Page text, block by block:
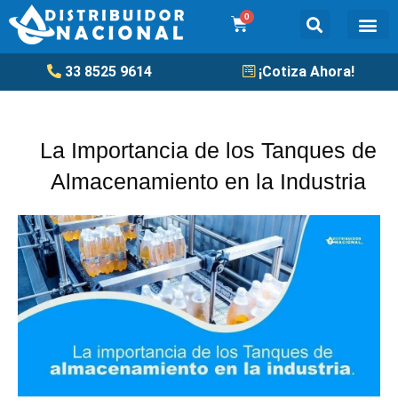
al
contenido
0
Cart
33 8525 9614 ¡Cotiza Ahora!
La Importancia de los Tanques de
Almacenamiento en la Industria